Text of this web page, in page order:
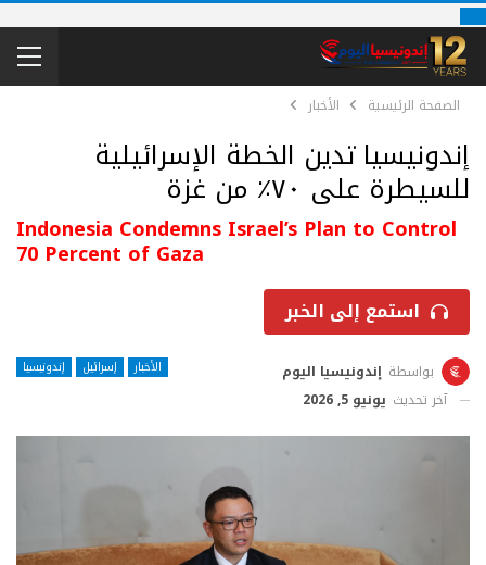
الصفحة الرئيسية الأخبار
إندونيسيا تدين الخطة الإسرائيلية
للسيطرة على ٧٠٪ من غزة
Indonesia Condemns Israel’s Plan to Control
70 Percent of Gaza
استمع إلى الخبر
الأخبار إسرائيل إندونيسيا بواسطة إندونيسيا اليوم
آخر تحديث يونيو 5, 2026